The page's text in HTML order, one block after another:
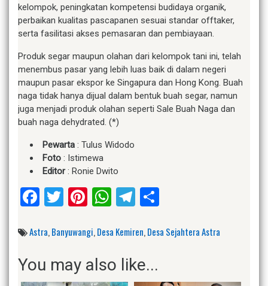
kelompok, peningkatan kompetensi budidaya organik,
perbaikan kualitas pascapanen sesuai standar offtaker,
serta fasilitasi akses pemasaran dan pembiayaan.
Produk segar maupun olahan dari kelompok tani ini, telah
menembus pasar yang lebih luas baik di dalam negeri
maupun pasar ekspor ke Singapura dan Hong Kong. Buah
naga tidak hanya dijual dalam bentuk buah segar, namun
juga menjadi produk olahan seperti Sale Buah Naga dan
buah naga dehydrated. (*)
Pewarta : Tulus Widodo
Foto : Istimewa
Editor: Ronie Dwito
Facebook
Twitter
Pinterest
WhatsApp
Telegram
Astra,Banyuwangi,Desa Kemiren,Desa Sejahtera Astra
You may also like...